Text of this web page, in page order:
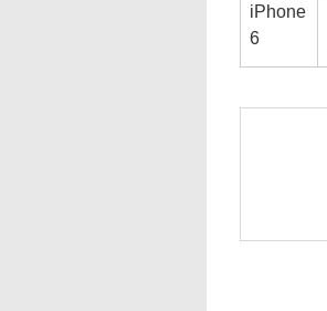
iPhone
6